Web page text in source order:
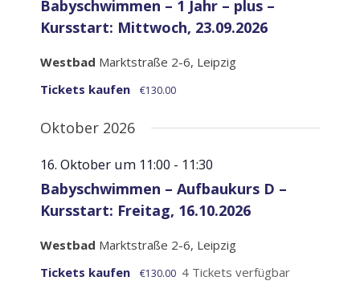
Babyschwimmen – 1 Jahr – plus –
Kursstart: Mittwoch, 23.09.2026
Westbad Marktstraße 2-6, Leipzig
Tickets kaufen
€130.00
Oktober 2026
16. Oktober um 11:00 - 11:30
Babyschwimmen – Aufbaukurs D –
Kursstart: Freitag, 16.10.2026
Westbad Marktstraße 2-6, Leipzig
Tickets kaufen
€130.00 4 Tickets verfügbar